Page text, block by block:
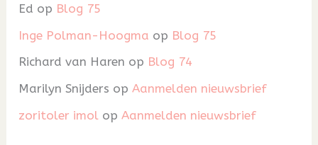
Ed op Blog 75
Inge Polman-Hoogma op Blog 75
Richard van Haren op Blog 74
Marilyn Snijders opAanmelden nieuwsbrief
zoritoler imol opAanmelden nieuwsbrief